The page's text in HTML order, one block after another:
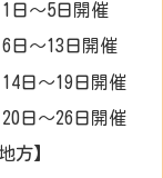
日～5日開催
日～13日開催
日～19日開催
日～26日開催
方】